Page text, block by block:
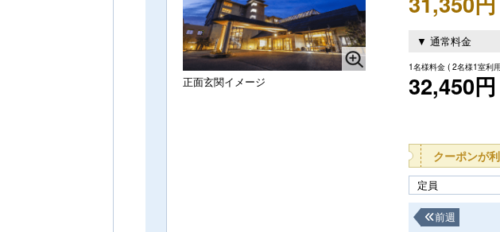
正面玄関イメージ
▼ 通常料金
1名様料金 ( 2名様1室利
32,450円
クーポンが
定員
前週